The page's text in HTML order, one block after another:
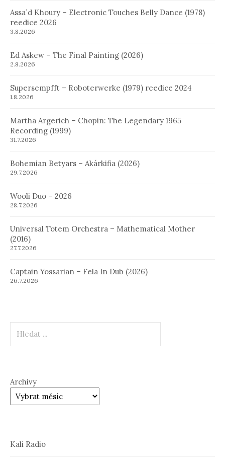
Assa´d Khoury – Electronic Touches Belly Dance (1978)
reedice 2026
3.8.2026
Ed Askew – The Final Painting (2026)
2.8.2026
Supersempfft – Roboterwerke (1979) reedice 2024
1.8.2026
Martha Argerich – Chopin: The Legendary 1965
Recording (1999)
31.7.2026
Bohemian Betyars – Akárkifia (2026)
29.7.2026
Wooli Duo – 2026
28.7.2026
Universal Totem Orchestra – Mathematical Mother
(2016)
27.7.2026
Captain Yossarian – Fela In Dub (2026)
26.7.2026
Archivy
Kali Radio